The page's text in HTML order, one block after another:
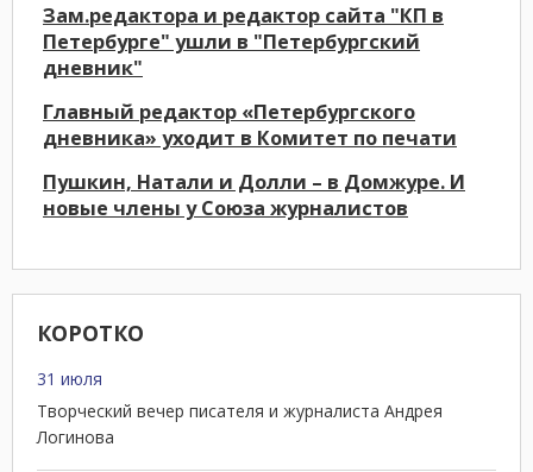
КОРОТКО
31 июля
Творческий вечер писателя и журналиста Андрея
Логинова
Зам.редактора и редактор сайта "КП в
Петербурге" ушли в "Петербургский
дневник"
Главный редактор «Петербургского
дневника» уходит в Комитет по печати
Пушкин, Натали и Долли – в Домжуре. И
новые члены у Союза журналистов